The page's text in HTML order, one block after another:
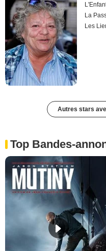
La
Les
Autres stars
Top Bandes-